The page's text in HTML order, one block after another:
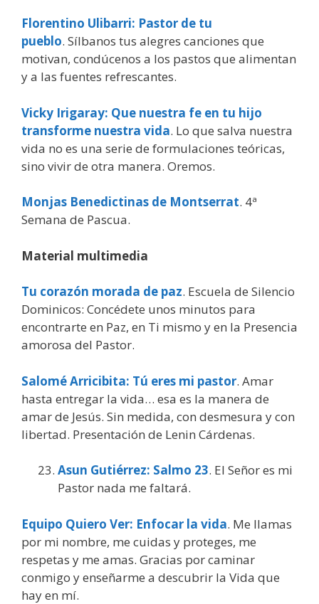
Florentino Ulibarri: Pastor de tu
pueblo. Sílbanos tus alegres canciones que
motivan, condúcenos a los pastos que alimentan
y a las fuentes refrescantes.
Vicky Irigaray: Que nuestra fe en tu hijo
transforme nuestra vida. Lo que salva nuestra
vida no es una serie de formulaciones teóricas,
sino vivir de otra manera. Oremos.
Monjas Benedictinas de Montserrat. 4ª
Semana de Pascua.
Material multimedia
Tu corazón morada de paz. Escuela de Silencio
Dominicos: Concédete unos minutos para
encontrarte en Paz, en Ti mismo y en la Presencia
amorosa del Pastor.
Salomé Arricibita: Tú eres mi pastor. Amar
hasta entregar la vida… esa es la manera de
amar de Jesús. Sin medida, con desmesura y con
libertad. Presentación de Lenin Cárdenas.
Asun Gutiérrez: Salmo 23. El Señor es mi
Pastor nada me faltará.
Equipo Quiero Ver: Enfocar la vida. Me llamas
por mi nombre, me cuidas y proteges, me
respetas y me amas. Gracias por caminar
conmigo y enseñarme a descubrir la Vida que
hay en mí.